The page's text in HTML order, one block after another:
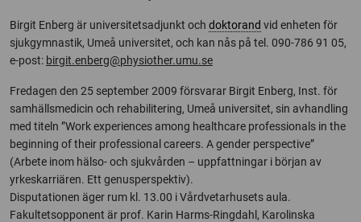
Birgit Enberg är universitetsadjunkt och doktorand vid enheten för
sjukgymnastik, Umeå universitet, och kan nås på tel. 090-786 91 05,
e-post: birgit.enberg@physiother.umu.se
Fredagen den 25 september 2009 försvarar Birgit Enberg, Inst. för
samhällsmedicin och rehabilitering, Umeå universitet, sin avhandling
med titeln ”Work experiences among healthcare professionals in the
beginning of their professional careers. A gender perspective”
(Arbete inom hälso- och sjukvården – uppfattningar i början av
yrkeskarriären. Ett genusperspektiv).
Disputationen äger rum kl. 13.00 i Vårdvetarhusets aula.
Fakultetsopponent är prof. Karin Harms-Ringdahl, Karolinska